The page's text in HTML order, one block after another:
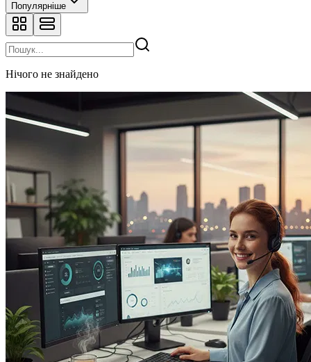
Популярніше
Нічого не знайдено